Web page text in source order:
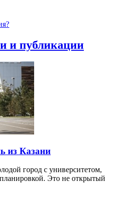
и публикации
из Казани
город с университетом,
Это не открытый